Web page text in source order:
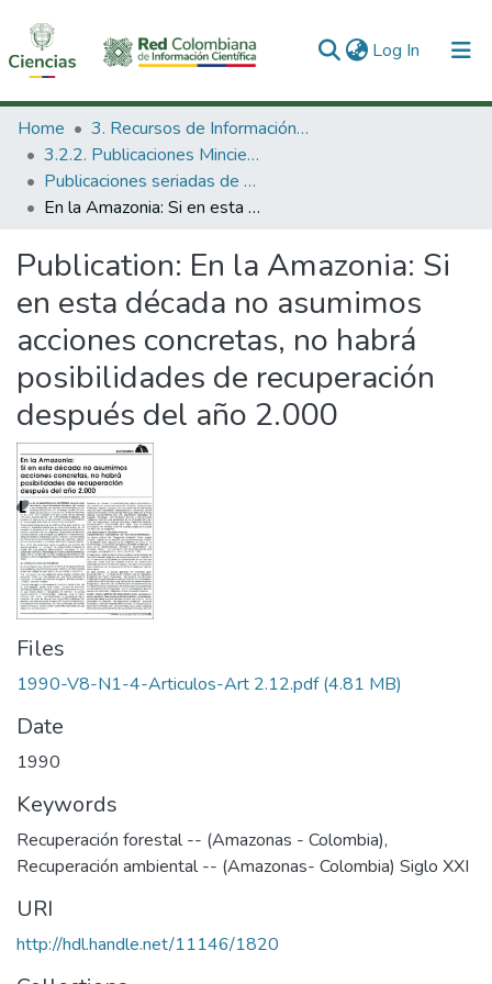
Log In (current)
Communities & Collections
All of DSpace
Statistics
Home
3. Recursos de Información Científica y Tecnológica
3.2.2. Publicaciones Minciencias
Publicaciones seriadas de Minciencias
En la Amazonia: Si en esta década no asumimos acciones concretas, no habrá posibilidades de recuperación después del año 2.000
Publication: En la Amazonia: Si
en esta década no asumimos
acciones concretas, no habrá
posibilidades de recuperación
después del año 2.000
Files
1990-V8-N1-4-Articulos-Art 2.12.pdf(4.81 MB)
Date
1990
Keywords
Recuperación forestal -- (Amazonas - Colombia),
Recuperación ambiental -- (Amazonas- Colombia) Siglo XXI
URI
http://hdl.handle.net/11146/1820